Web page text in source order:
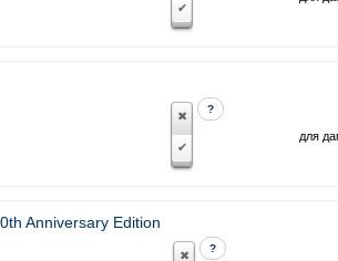
?
для
Anniversary Edition
?